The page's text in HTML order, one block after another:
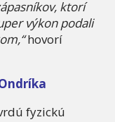
ktorí
výkon podali
hovorí
fyzickú